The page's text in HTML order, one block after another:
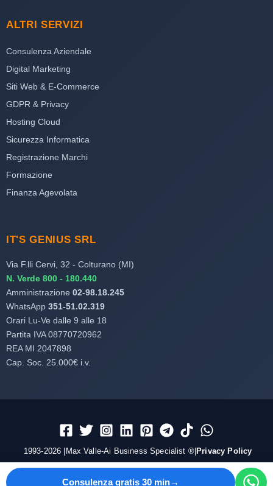
ALTRI SERVIZI
Consulenza Aziendale
Digital Marketing
Siti Web & E-Commerce
GDPR & Privacy
Hosting Cloud
Sicurezza Informatica
Registrazione Marchi
Formazione
Finanza Agevolata
IT'S GENIUS SRL
Via F.lli Cervi, 32 - Colturano (MI)
N. Verde 800 - 180.440
Amministrazione 02-98.18.245
WhatsApp 351-51.02.319
Orari Lu-Ve dalle 9 alle 18
Partita IVA 08770720962
REA MI 2047898
Cap. Soc. 25.000€ i.v.
1993-2026 |Max Valle-Ai Business Specialist ®| Privacy Policy
Consulenza gratis 30 min